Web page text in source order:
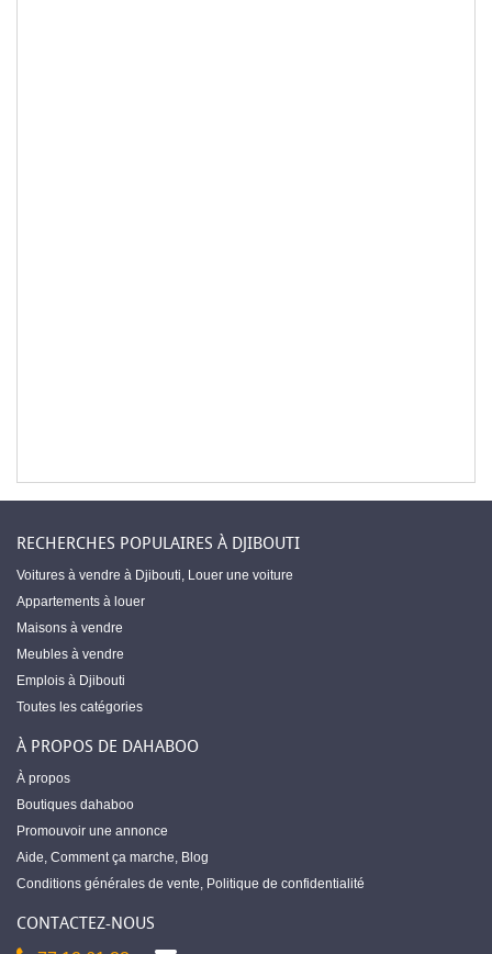
RECHERCHES POPULAIRES À DJIBOUTI
Voitures à vendre à Djibouti, Louer une voiture
Appartements à louer
Maisons à vendre
Meubles à vendre
Emplois à Djibouti
Toutes les catégories
À PROPOS DE DAHABOO
À propos
Boutiques dahaboo
Promouvoir une annonce
Aide, Comment ça marche, Blog
Conditions générales de vente, Politique de confidentialité
CONTACTEZ-NOUS